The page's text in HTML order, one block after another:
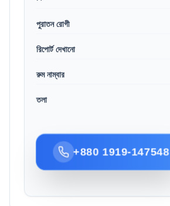
পুরাতন রোগী
রিপোর্ট দেখানো
রুম নাম্বার
তলা
+880 1919-147548